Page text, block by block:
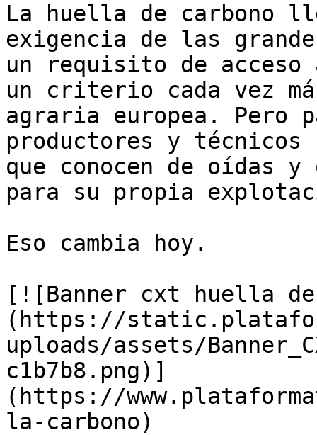
La huella de carbono
exigencia de las
un requisito de acceso
un criterio cada vez
agraria europea. Pero
productores y técnicos
que conocen de oídas y
para su propia
Eso cambia hoy.
[![Banner cxt huella
(https://
uploads/assets/
c1b7b8.png)]
(https://
la-carbono)